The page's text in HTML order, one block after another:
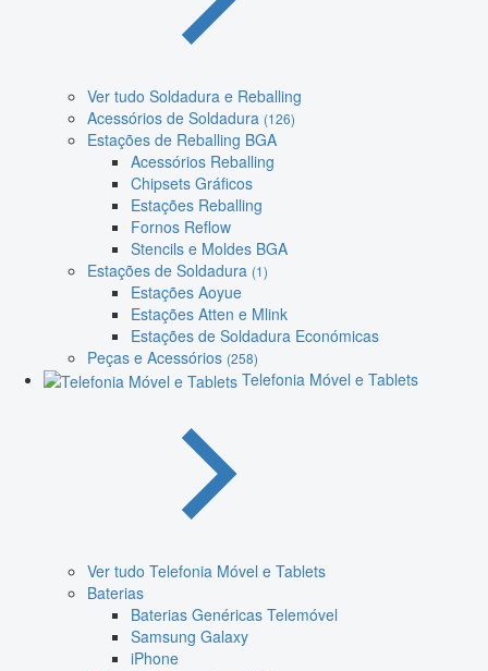
Ver tudo Soldadura e Reballing
Acessórios de Soldadura (126)
Estações de Reballing BGA
Acessórios Reballing
Chipsets Gráficos
Estações Reballing
Fornos Reflow
Stencils e Moldes BGA
Estações de Soldadura (1)
Estações Aoyue
Estações Atten e Mlink
Estações de Soldadura Económicas
Peças e Acessórios (258)
Telefonia Móvel e Tablets
Ver tudo Telefonia Móvel e Tablets
Baterias
Baterias Genéricas Telemóvel
Samsung Galaxy
iPhone